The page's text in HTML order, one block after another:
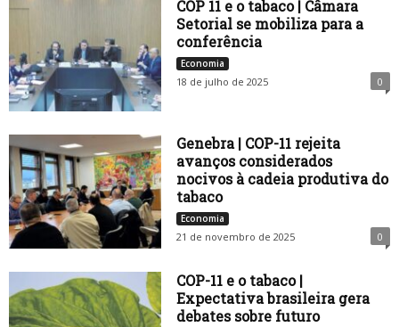
COP 11 e o tabaco | Câmara
Setorial se mobiliza para a
conferência
Economia
18 de julho de 2025 0
Genebra | COP-11 rejeita
avanços considerados
nocivos à cadeia produtiva do
tabaco
Economia
21 de novembro de 2025 0
COP-11 e o tabaco |
Expectativa brasileira gera
debates sobre futuro